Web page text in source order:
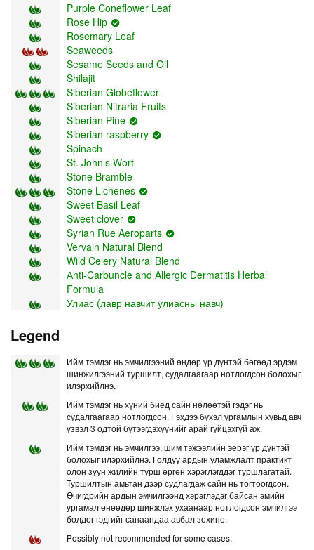
Purple Coneflower Leaf
Rose Hip
Rosemary Leaf
Seaweeds
Sesame Seeds and Oil
Shilajit
Siberian Globeflower
Siberian Nitraria Fruits
Siberian Pine
Siberian raspberry
Spinach
St. John’s Wort
Stone Bramble
Stone Lichenes
Sweet Basil Leaf
Sweet clover
Syrian Rue Aeroparts
Vervain Natural Blend
Wild Celery Natural Blend
Аnti-Carbuncle and Allergic Dermatitis Herbal
Formula
Улиас (лавр навчит улиасны навч)
Legend
Ийм тэмдэг нь эмчилгээний өндөр үр дүнтэй бөгөөд эрдэм
шинжилгээний туршилт, судалгаагаар нотлогдсон болохыг
илэрхийлнэ.
Ийм тэмдэг нь хүний биед сайн нөлөөтэй гэдэг нь
судалгаагаар нотлогдсон. Гэхдээ бүхэл ургамлын хувьд авч
үзвэл 3 одтой бүтээгдэхүүнийг арай гүйцэхгүй аж.
Ийм тэмдэг нь эмчилгээ, шим тэжээлийн эерэг үр дүнтэй
болохыг илэрхийлнэ. Голдуу ардын уламжлалт практикт
олон зуун жилийн турш өргөн хэрэглэгддэг туршлагатай.
Туршилтын амьтан дээр судлагдаж сайн нь тогтоогдсон.
Өчигдрийн ардын эмчилгээнд хэрэглэдэг байсан эмийн
ургамал өнөөдөр шинжлэх ухаанаар нотлогдсон эмчилгээ
болдог гэдгийг санаандаа авбал зохино.
Possibly not recommended for some cases.